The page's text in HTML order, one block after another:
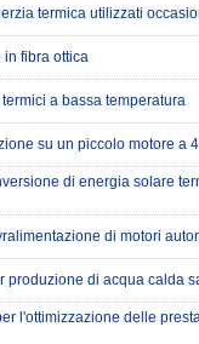
termica utilizzati
fibra ottica
a bassa temperatura
su un piccolo motore a
di energia solare
di motori
produzione di acqua calda
l'ottimizzazione delle